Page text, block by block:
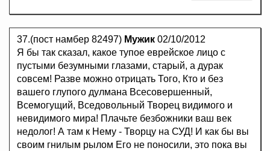
37.(пост намбер 82497) Мужик 02/10/2012
Я бы так сказал, какое тупое еврейское лицо с
пустыми безумными глазами, старый, а дурак
совсем! Разве можно отрицать Того, Кто и без
вашего глупого дулмана Всесовершенный,
Всемогущий, Вседовольный Творец видимого и
невидимого мира! Плачьте безбожники ваш век
недолог! А там к Нему - Творцу на СУД! И как бы вы
своим гнилым рылом Его не поносили, это пока вы